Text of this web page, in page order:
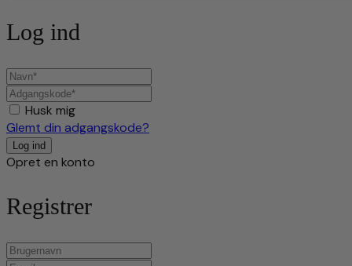
Log ind
Husk mig
Glemt din adgangskode?
Opret en konto
Registrer